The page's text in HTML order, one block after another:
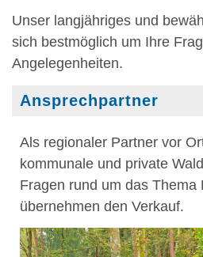
Unser langjähriges und
sich bestmöglich um Ihre
Angelegenheiten.
Ansprechpartner
Als regionaler Partner vor
kommunale und private
Fragen rund um das Thema
übernehmen den Verkauf.